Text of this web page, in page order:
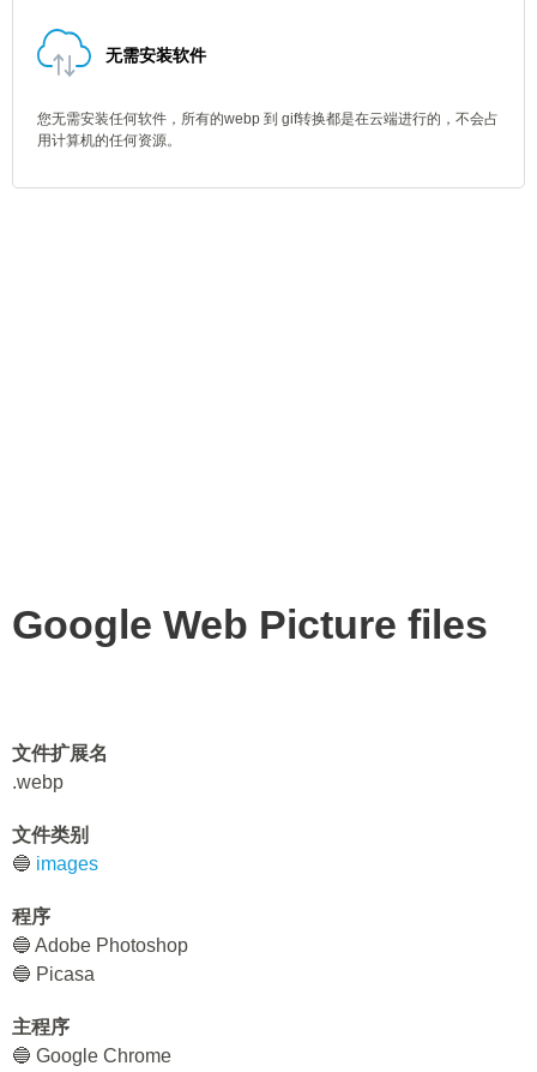
无需安装软件
您无需安装任何软件，所有的webp 到 gif转换都是在云端进行的，不会占
用计算机的任何资源。
Google Web Picture files
文件扩展名
.webp
文件类别
🔵 images
程序
🔵 Adobe Photoshop
🔵 Picasa
主程序
🔵 Google Chrome